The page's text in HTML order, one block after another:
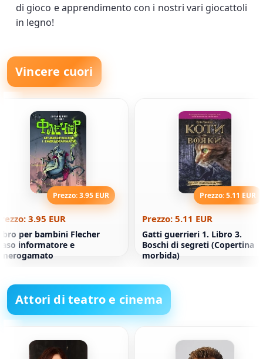
di gioco e apprendimento con i nostri vari giocattoli
in legno!
Vincere cuori
Prezzo: 3.95 EUR
3.95 EUR
per bambini Flecher
informatore e
Prezzo: 5.11 EUR
Prezzo: 5.11 EUR
Gatti guerrieri 1. Libro 3.
Boschi di segreti (Copertina
morbida)
Attori di teatro e cinema